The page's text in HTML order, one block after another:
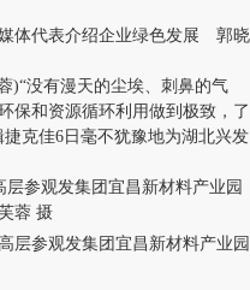
体代表介绍企业绿色发展 郭晓
没有漫天的尘埃、刺鼻的气
保和资源循环利用做到极致，了
克佳6日毫不犹豫地为湖北兴发
层参观发集团宜昌新材料产业园